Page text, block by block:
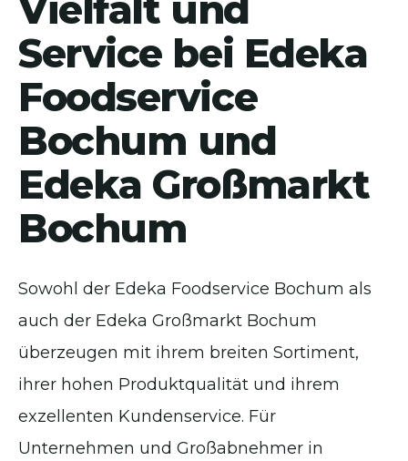
Vielfalt und
Service bei Edeka
Foodservice
Bochum und
Edeka Großmarkt
Bochum
Sowohl der Edeka Foodservice Bochum als
auch der Edeka Großmarkt Bochum
überzeugen mit ihrem breiten Sortiment,
ihrer hohen Produktqualität und ihrem
exzellenten Kundenservice. Für
Unternehmen und Großabnehmer in